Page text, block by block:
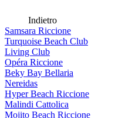
Indietro
Samsara Riccione
Turquoise Beach Club
Living Club
Opéra Riccione
Beky Bay Bellaria
Nereidas
Hyper Beach Riccione
Malindi Cattolica
Mojito Beach Riccione